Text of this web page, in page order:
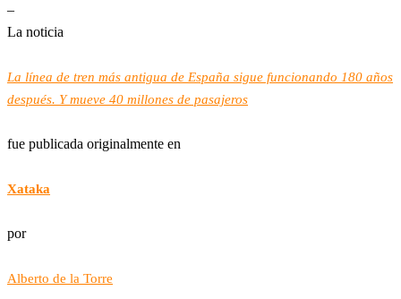
–
La noticia
La línea de tren más antigua de España sigue funcionando 180 años
después. Y mueve 40 millones de pasajeros
fue publicada originalmente en
Xataka
por
Alberto de la Torre